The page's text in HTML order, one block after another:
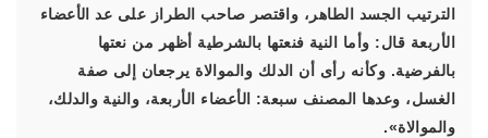
الترتيب الجسد الطاهر، واقتصر صاحب الطراز على عد الأعضاء
الأربعة قال: وأما النية فنعتها بالشرطية أظهر من نعتها
بالفرضية. وكأنه رأى أن الدلك والموالاة يرجعان إلى صفة
الغسل، وعدها المصنف سبعة: الأعضاء الأربعة، والنية والدلك،
والموالاة».